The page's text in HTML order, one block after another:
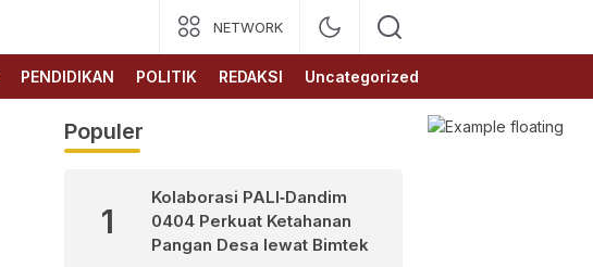
NETWORK
PENDIDIKAN POLITIK REDAKSI Uncategorized
Populer
1
Kolaborasi PALI‑Dandim
0404 Perkuat Ketahanan
Pangan Desa lewat Bimtek